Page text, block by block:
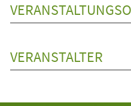
VERANSTALTER